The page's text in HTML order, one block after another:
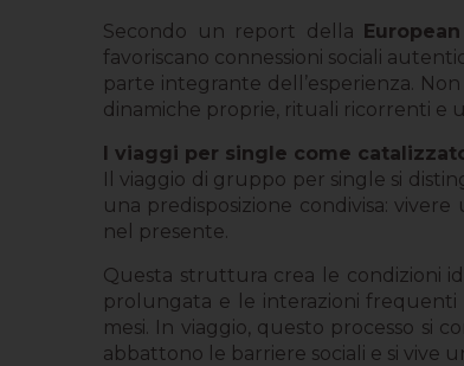
Secondo un report della
favoriscano connessioni sociali
parte integrante dell’esperienza.
dinamiche proprie, rituali ricorrenti e
I viaggi per single come
Il viaggio di gruppo per single si
una predisposizione condivisa:
nel presente.
Questa struttura crea le condizioni
prolungata e le interazioni frequenti
mesi. In viaggio, questo processo si
abbattono le barriere sociali e si vive